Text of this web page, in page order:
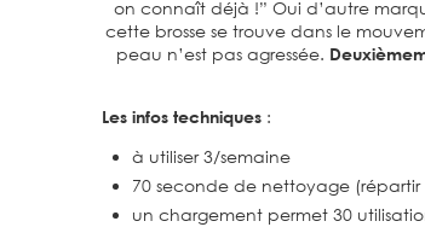
on connaît déjà !” Oui d’autre
cette brosse se trouve dans le
peau n’est pas agressée.
Les infos techniques :
à utiliser 3/semaine
70 seconde de nettoyage (répartir
un chargement permet 30